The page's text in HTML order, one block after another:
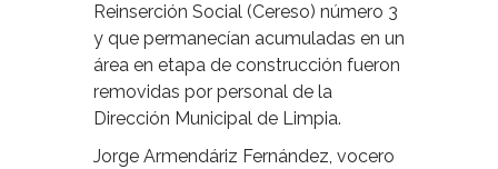
Reinserción Social (Cereso) número 3
y que permanecían acumuladas en un
área en etapa de construcción fueron
removidas por personal de la
Dirección Municipal de Limpia.
Jorge Armendáriz Fernández, vocero